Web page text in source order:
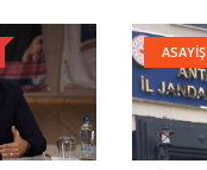
ASAYİŞ